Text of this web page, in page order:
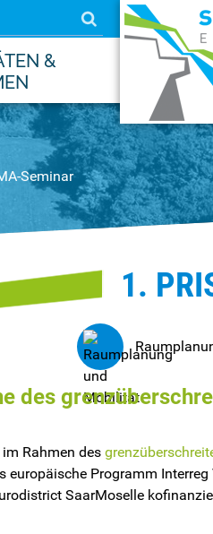
&
Seminar
1.
des
Rahmen des
europäische Programm Interreg
SaarMoselle